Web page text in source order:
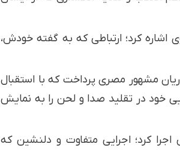
کرد؛ ارتباطی که به گفته خودش،
مشهور مصری پرداخت که با استقبال
خود در تقلید صدا و لحن را به نمایش
کرد؛ اجرایی متفاوت و دلنشین که